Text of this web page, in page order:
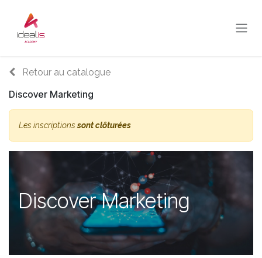
Retour au catalogue
Discover Marketing
Les inscriptionssont clôturées
Discover Marketing